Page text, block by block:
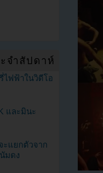
จำสัปดาห์
ไฟฟ้าในวิดีโอ
และมินะ
ะแยกตัวจาก
มดง